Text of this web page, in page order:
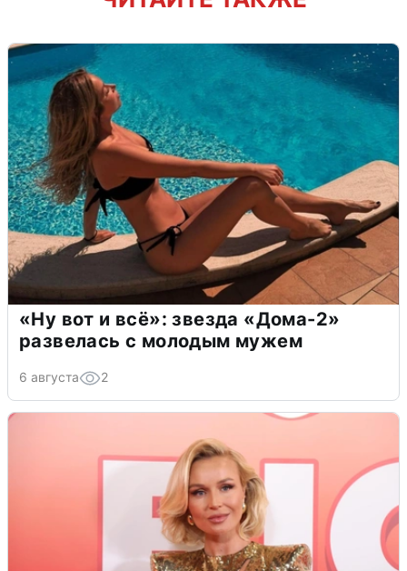
«Ну вот и всё»: звезда «Дома-2»
развелась с молодым мужем
6 августа 2